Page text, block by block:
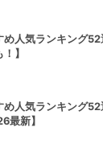
め人気ランキング
】
め人気ランキング
最新】